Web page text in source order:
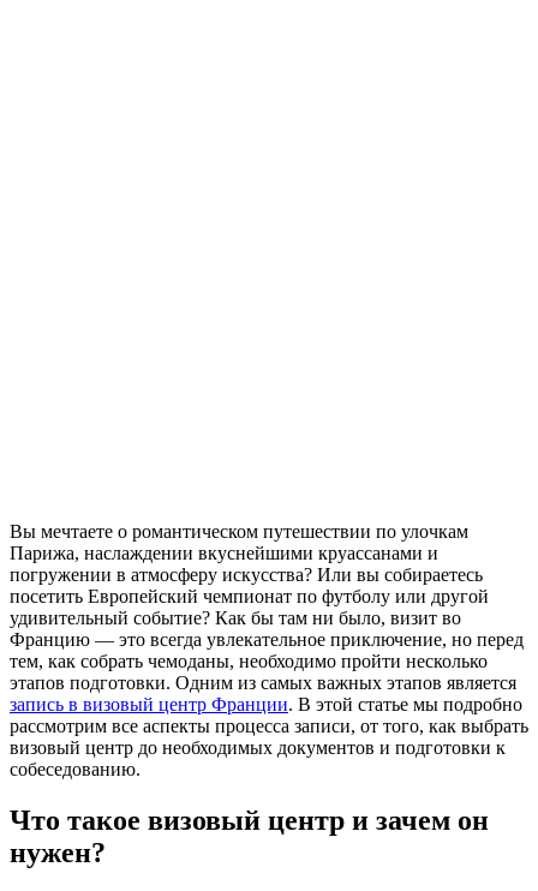
Вы мечтаете о романтическом путешествии по улочкам
Парижа, наслаждении вкуснейшими круассанами и
погружении в атмосферу искусства? Или вы собираетесь
посетить Европейский чемпионат по футболу или другой
удивительный событие? Как бы там ни было, визит во
Францию — это всегда увлекательное приключение, но перед
тем, как собрать чемоданы, необходимо пройти несколько
этапов подготовки. Одним из самых важных этапов является
запись в визовый центр Франции. В этой статье мы подробно
рассмотрим все аспекты процесса записи, от того, как выбрать
визовый центр до необходимых документов и подготовки к
собеседованию.
Что такое визовый центр и зачем он
нужен?